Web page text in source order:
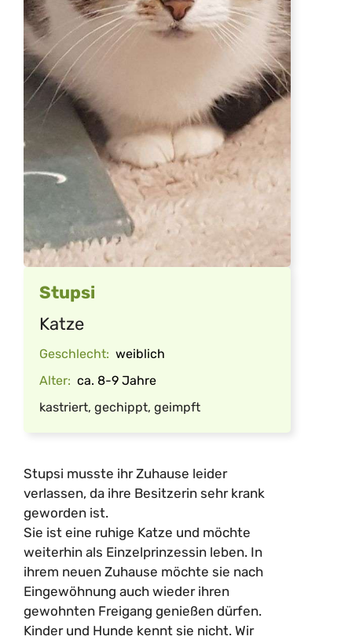
Stupsi
Katze
Geschlecht: weiblich
Alter: ca. 8-9 Jahre
kastriert, gechippt, geimpft
Stupsi musste ihr Zuhause leider
verlassen, da ihre Besitzerin sehr krank
geworden ist.
Sie ist eine ruhige Katze und möchte
weiterhin als Einzelprinzessin leben. In
ihrem neuen Zuhause möchte sie nach
Eingewöhnung auch wieder ihren
gewohnten Freigang genießen dürfen.
Kinder und Hunde kennt sie nicht. Wir